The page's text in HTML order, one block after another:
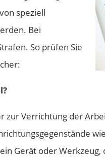
speziell
Bei
So prüfen Sie
zur Verrichtung der
Gerät oder